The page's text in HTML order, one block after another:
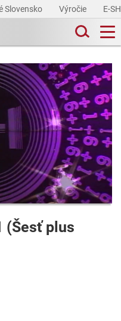
Slovensko Výročie E-
(Šesť plus